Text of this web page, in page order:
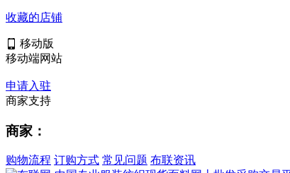
收藏的店铺
移动版
移动端网站
申请入驻
商家支持
商家：
购物流程 订购方式 常见问题 布联资讯